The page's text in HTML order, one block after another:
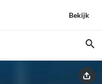
Bekijk